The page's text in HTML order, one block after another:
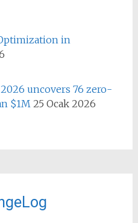
in
uncovers 76 zero-
$1M 25 Ocak 2026